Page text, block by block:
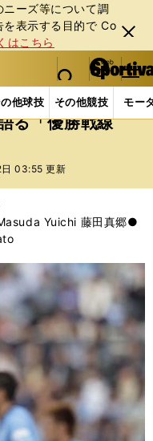
ーズ等について調
表⽰する⽬的で Co
はこちら
閉じ
る
web Sportiva (webスポルティーバ)
検索
マイペ
ー
ジ
メニュ
他球技 その他競技 モー
他 Jリーグ 【Ｊリ
る「優勝戦線
03:55 更新
Yuichi 藤田真郷●